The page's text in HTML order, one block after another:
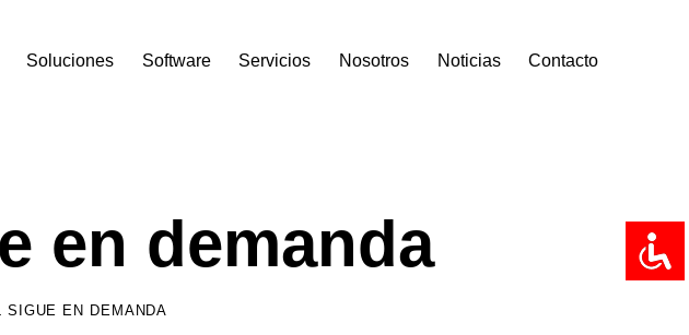
Soluciones Software Servicios Nosotros Noticias Contacto
en demanda
SIGUE EN DEMANDA